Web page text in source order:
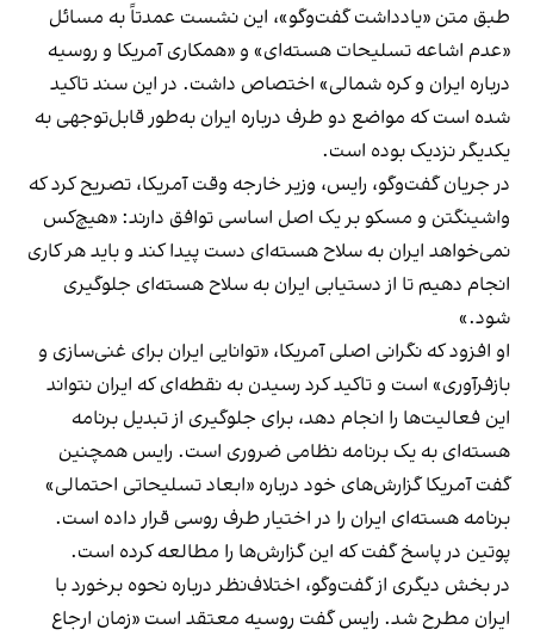
طبق متن «یادداشت گفت‌وگو»، این نشست عمدتاً به مسائل
«عدم اشاعه تسلیحات هسته‌ای» و «همکاری آمریکا و روسیه
درباره ایران و کره شمالی» اختصاص داشت. در این سند تاکید
شده است که مواضع دو طرف درباره ایران به‌طور قابل‌توجهی به
یکدیگر نزدیک بوده است.
در جریان گفت‌وگو، رایس، وزیر خارجه وقت آمریکا، تصریح کرد که
واشینگتن و مسکو بر یک اصل اساسی توافق دارند: «هیچ‌کس
نمی‌خواهد ایران به سلاح هسته‌ای دست پیدا کند و باید هر کاری
انجام دهیم تا از دستیابی ایران به سلاح هسته‌ای جلوگیری
شود.»
او افزود که نگرانی اصلی آمریکا، «توانایی ایران برای غنی‌سازی و
بازفرآوری» است و تاکید کرد رسیدن به نقطه‌ای که ایران نتواند
این فعالیت‌ها را انجام دهد، برای جلوگیری از تبدیل برنامه
هسته‌ای به یک برنامه نظامی ضروری است. رایس همچنین
گفت آمریکا گزارش‌های خود درباره «ابعاد تسلیحاتی احتمالی»
برنامه هسته‌ای ایران را در اختیار طرف روسی قرار داده است.
پوتین در پاسخ گفت که این گزارش‌ها را مطالعه کرده است.
در بخش دیگری از گفت‌وگو، اختلاف‌نظر درباره نحوه برخورد با
ایران مطرح شد. رایس گفت روسیه معتقد است «زمان ارجاع